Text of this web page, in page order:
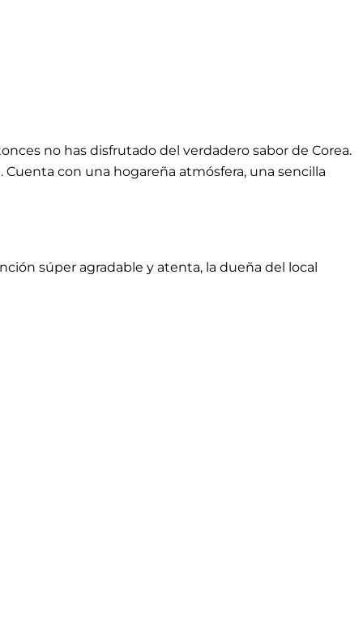
no has disfrutado del verdadero sabor de Corea.
con una hogareña atmósfera, una sencilla
súper agradable y atenta, la dueña del local